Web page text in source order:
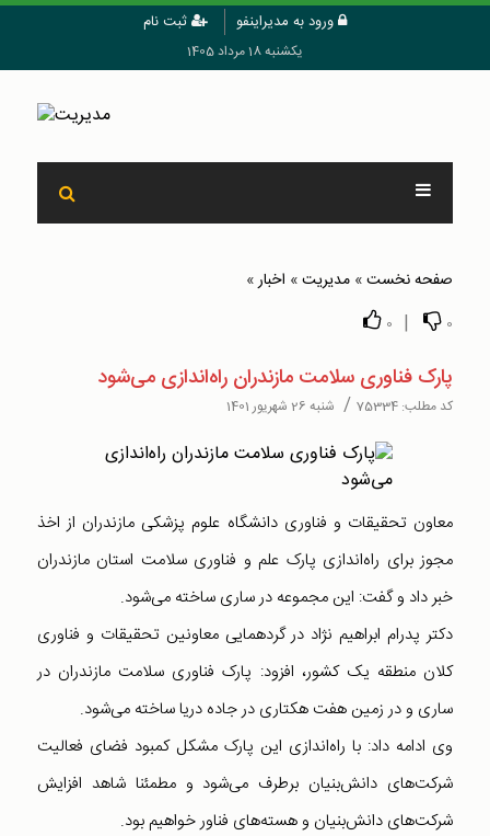
ورود به مدیراینفو ثبت نام
یکشنبه 18 مرداد 1405
صفحه نخست» مدیریت» اخبار»
0
|
0
پارک فناوری سلامت مازندران راه‌اندازی می‌شود
کد مطلب: 75334
/ شنبه 26 شهریور 1401
معاون تحقیقات و فناوری دانشگاه علوم پزشکی مازندران از اخذ
مجوز برای راه‌اندازی پارک علم و فناوری سلامت استان مازندران
خبر داد و گفت: این مجموعه در ساری ساخته می‌شود.
دکتر پدرام ابراهیم نژاد ‌در گردهمایی معاونین تحقیقات و فناوری
کلان منطقه یک کشور، افزود: پارک فناوری سلامت مازندران در
ساری و در زمین هفت هکتاری در جاده دریا ساخته می‌شود.
وی ادامه داد: با راه‌اندازی این پارک مشکل کمبود فضای فعالیت
شرکت‌های دانش‌بنیان برطرف می‌شود و مطمئنا شاهد افزایش
شرکت‌های دانش‌بنیان و هسته‌های فناور خواهیم بود.